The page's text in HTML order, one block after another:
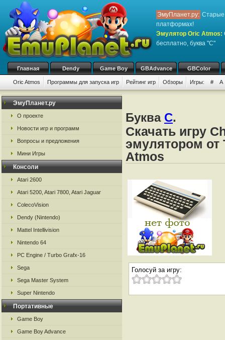
ЭмуПланет.ру: Старые
платформах!
Эмулятор Oric Atmos:
бесплатно, буква "C"
Главная Dendy Game Boy GBAdvance GBColor
Oric Atmos Программы для запуска игр Рейтинг игр Обзоры Игры: # A
ЭмуПланет.ру
О проекте
Новости игр и программ
Вопросы и предложения
Мини Игры
Консоли
Atari 2600
Atari 5200, Atari 7800, Atari Jaguar
ColecoVision
Dendy (Nintendo)
Mattel Intellivision
Nintendo 64
PC Engine / Turbo Grafx-16
Sega
Sega Master System
Super Nintendo
Портативные
Game Boy
Game Boy Advance
Буква C.
Скачать игру
эмулятором от
Atmos
Голосуй за игру: